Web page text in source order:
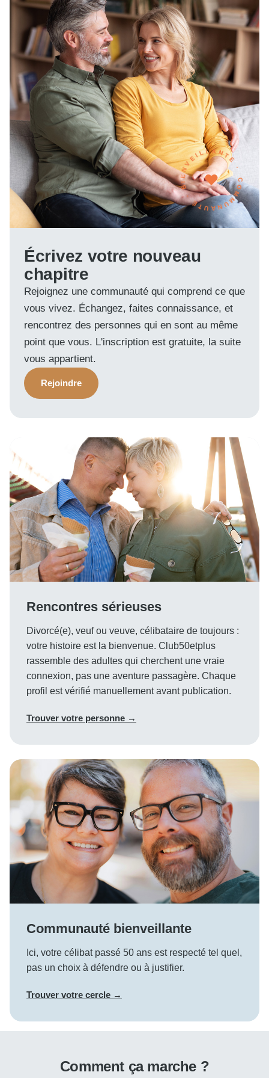
COMMUNAUTÉ · BIENVEILLANTE ·
Écrivez votre nouveau
chapitre
Rejoignez une communauté qui comprend ce que
vous vivez. Échangez, faites connaissance, et
rencontrez des personnes qui en sont au même
point que vous. L'inscription est gratuite, la suite
vous appartient.
Rejoindre
Rencontres sérieuses
Divorcé(e), veuf ou veuve, célibataire de toujours :
votre histoire est la bienvenue. Club50etplus
rassemble des adultes qui cherchent une vraie
connexion, pas une aventure passagère. Chaque
profil est vérifié manuellement avant publication.
Trouver votre personne →
Communauté bienveillante
Ici, votre célibat passé 50 ans est respecté tel quel,
pas un choix à défendre ou à justifier.
Trouver votre cercle →
Comment ça marche ?